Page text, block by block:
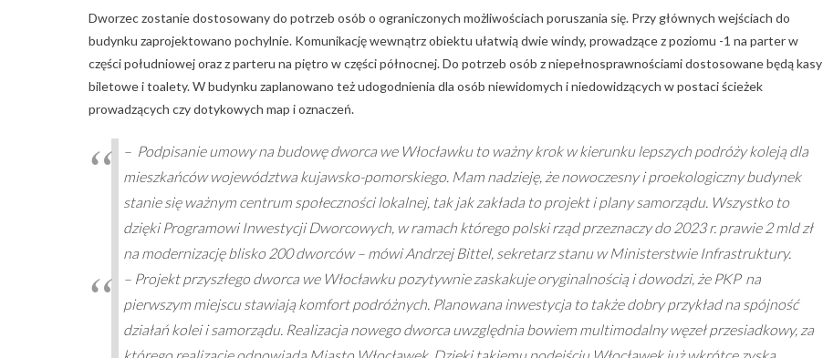
Dworzec zostanie dostosowany do potrzeb osób o ograniczonych możliwościach poruszania się. Przy głównych wejściach do
budynku zaprojektowano pochylnie. Komunikację wewnątrz obiektu ułatwią dwie windy, prowadzące z poziomu -1 na parter w
części południowej oraz z parteru na piętro w części północnej. Do potrzeb osób z niepełnosprawnościami dostosowane będą kasy
biletowe i toalety. W budynku zaplanowano też udogodnienia dla osób niewidomych i niedowidzących w postaci ścieżek
prowadzących czy dotykowych map i oznaczeń.
– Podpisanie umowy na budowę dworca we Włocławku to ważny krok w kierunku lepszych podróży koleją dla
mieszkańców województwa kujawsko-pomorskiego. Mam nadzieję, że nowoczesny i proekologiczny budynek
stanie się ważnym centrum społeczności lokalnej, tak jak zakłada to projekt i plany samorządu. Wszystko to
dzięki Programowi Inwestycji Dworcowych, w ramach którego polski rząd przeznaczy do 2023 r. prawie 2 mld zł
na modernizację blisko 200 dworców – mówi Andrzej Bittel, sekretarz stanu w Ministerstwie Infrastruktury.
– Projekt przyszłego dworca we Włocławku pozytywnie zaskakuje oryginalnością i dowodzi, że PKP na
pierwszym miejscu stawiają komfort podróżnych. Planowana inwestycja to także dobry przykład na spójność
działań kolei i samorządu. Realizacja nowego dworca uwzględnia bowiem multimodalny węzeł przesiadkowy, za